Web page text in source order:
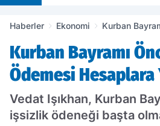
Haberler Ekonomi
Kurban
Kurban Bayramı
Ödemesi Hesaplara
Vedat Işıkhan, Kurban
işsizlik ödeneği başta